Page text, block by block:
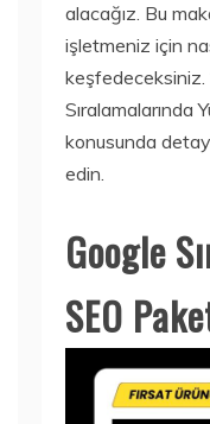
alacağız. Bu
işletmeniz için
keşfedeceksiniz.
Sıralamalarında
konusunda
edin.
Google
SEO